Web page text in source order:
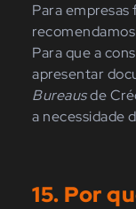
Para empresas
recomendamos
Para quea
apresentar
Bureausde
a necessidade
15. Por